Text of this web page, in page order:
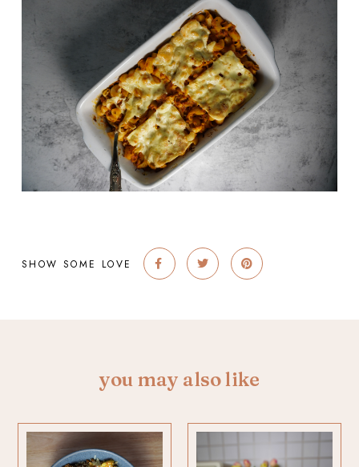
SHOW SOME LOVE
you may also like